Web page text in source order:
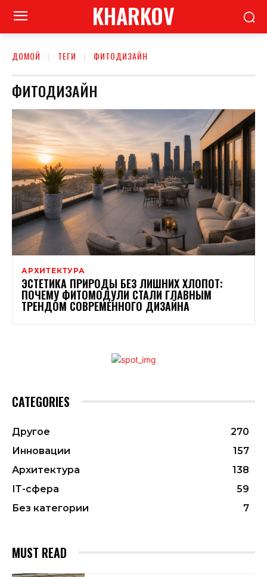
KHARKOV
ДОМОЙ ТЕГИ ФИТОДИЗАЙН
ФИТОДИЗАЙН
АРХИТЕКТУРА
ЭСТЕТИКА ПРИРОДЫ БЕЗ ЛИШНИХ ХЛОПОТ:
ПОЧЕМУ ФИТОМОДУЛИ СТАЛИ ГЛАВНЫМ
ТРЕНДОМ СОВРЕМЕННОГО ДИЗАЙНА
CATEGORIES
Другое
270
Инновации
157
Архитектура
138
ІТ-сфера
59
Без категории
7
MUST READ